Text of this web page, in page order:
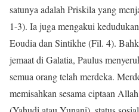
satunya adalah Priskila yang
1-3). Ia juga mengakui
Eoudia dan Sintikhe (Fil. 4).
jemaat di Galatia, Paulus
semua orang telah merdeka.
memisahkan sesama ciptaan